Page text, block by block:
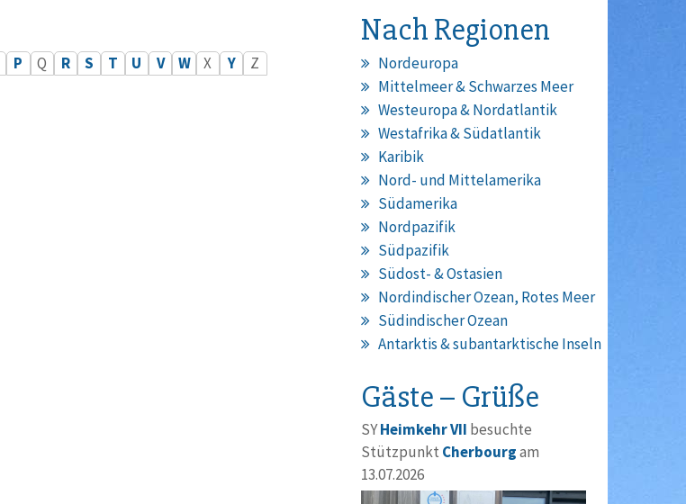
P Q R S T U V W X Y Z
Nach Regionen
Nordeuropa
Mittelmeer & Schwarzes Meer
Westeuropa & Nordatlantik
Westafrika & Südatlantik
Karibik
Nord- und Mittelamerika
Südamerika
Nordpazifik
Südpazifik
Südost- & Ostasien
Nordindischer Ozean, Rotes Meer
Südindischer Ozean
Antarktis & subantarktische Inseln
Gäste – Grüße
SYHeimkehr VII besuchte
Stützpunkt Cherbourgam
13.07.2026